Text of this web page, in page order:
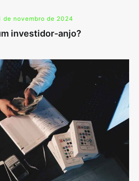
de novembro de 2024
investidor-anjo?